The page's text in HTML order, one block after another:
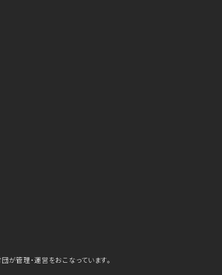
管理・運営をおこなっています。